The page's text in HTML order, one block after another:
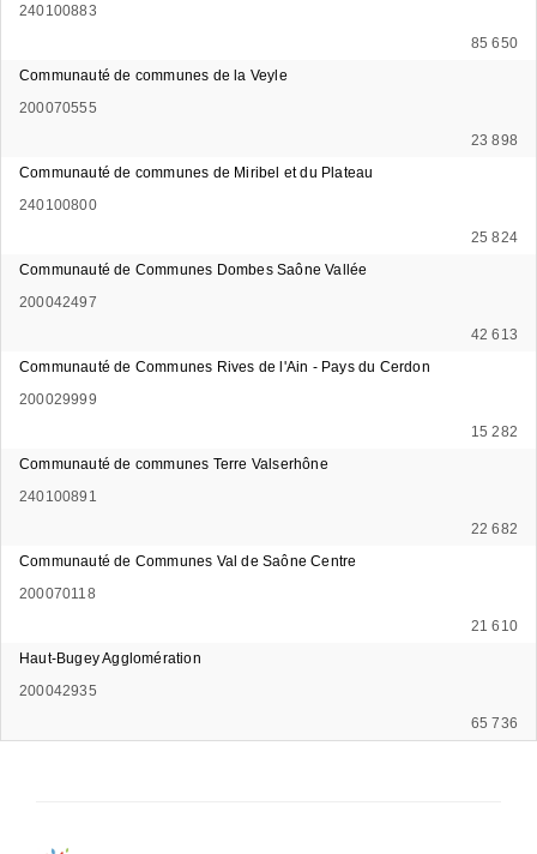
240100883
85 650
Communauté de communes de la Veyle
200070555
23 898
Communauté de communes de Miribel et du Plateau
240100800
25 824
Communauté de Communes Dombes Saône Vallée
200042497
42 613
Communauté de Communes Rives de l'Ain - Pays du Cerdon
200029999
15 282
Communauté de communes Terre Valserhône
240100891
22 682
Communauté de Communes Val de Saône Centre
200070118
21 610
Haut-Bugey Agglomération
200042935
65 736